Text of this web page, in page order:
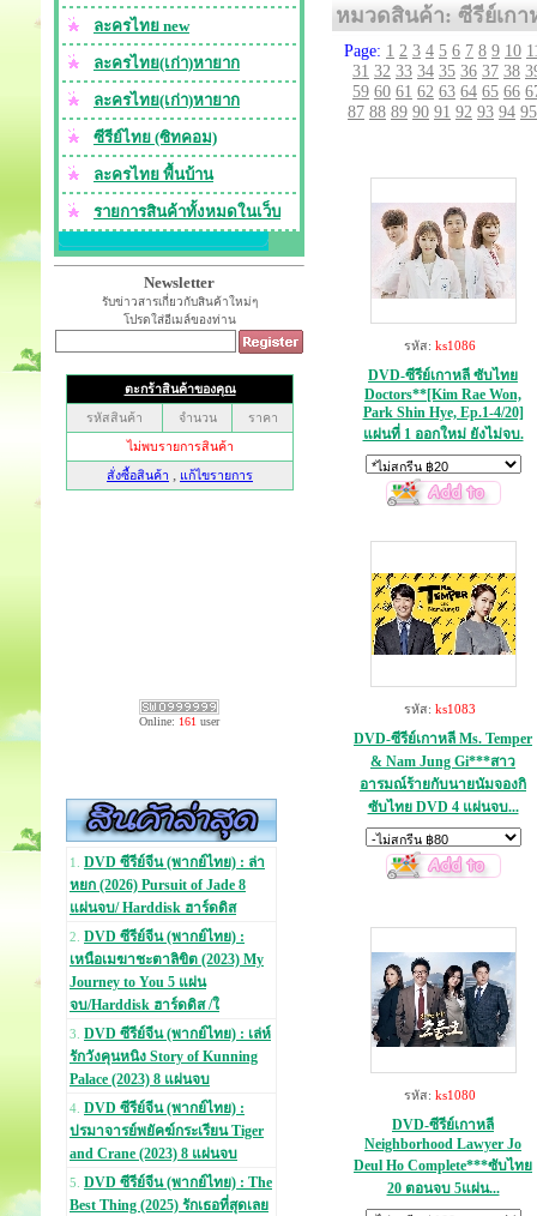
ละครไทย new
ละครไทย(เก่า)หายาก
ละครไทย(เก่า)หายาก
ซีรีย์ไทย (ซิทคอม)
ละครไทย พื้นบ้าน
รายการสินค้าทั้งหมดในเว็บ
Newsletter
รับข่าวสารเกี่ยวกับสินค้าใหม่ๆ
โปรดใส่อีเมล์ของท่าน
Online: 161 user
1. DVD ซีรีย์จีน (พากย์ไทย) : ล่า
หยก (2026) Pursuit of Jade 8
แผ่นจบ/ Harddisk ฮาร์ดดิส
2. DVD ซีรีย์จีน (พากย์ไทย) :
เหนือเมฆาชะตาลิขิต (2023) My
Journey to You 5 แผ่น
จบ/Harddisk ฮาร์ดดิส /ใ
3. DVD ซีรีย์จีน (พากย์ไทย) : เล่ห์
รักวังคุนหนิง Story of Kunning
Palace (2023) 8 แผ่นจบ
4. DVD ซีรีย์จีน (พากย์ไทย) :
ปรมาจารย์พยัคฆ์กระเรียน Tiger
and Crane (2023) 8 แผ่นจบ
5. DVD ซีรีย์จีน (พากย์ไทย) : The
Best Thing (2025) รักเธอที่สุดเลย
หมวดสินค้า: ซีรีย์เกา
Page: 1 2 3 4 5 6 7 8 9 10
31 32 33 34 35 36 37 38
59 60 61 62 63 64 65 66
87 88 89 90 91 92 93 94 95
รหัส: ks1086
DVD-ซีรีย์เกาหลี ซับไทย
Doctors**[Kim Rae Won,
Park Shin Hye, Ep.1-4/20]
แผ่นที่ 1 ออกใหม่ ยังไม่จบ.
รหัส: ks1083
DVD-ซีรีย์เกาหลี Ms. Temper
& Nam Jung Gi***สาว
อารมณ์ร้ายกับนายนัมจองกิ
ซับไทย DVD 4 แผ่นจบ...
รหัส: ks1080
DVD-ซีรีย์เกาหลี
Neighborhood Lawyer Jo
Deul Ho Complete***ซับไทย
20 ตอนจบ 5แผ่น...